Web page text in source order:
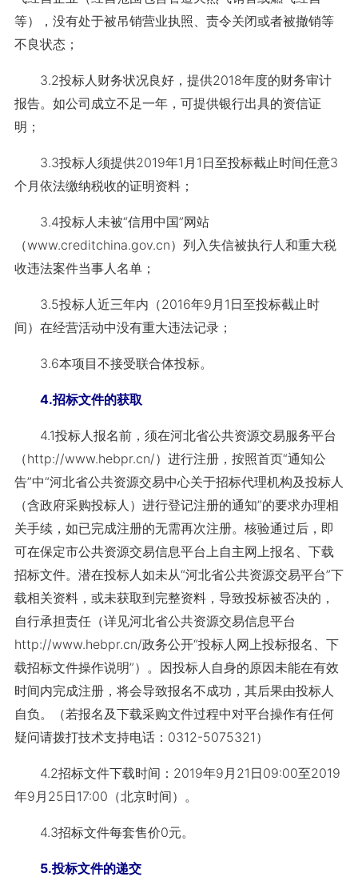
等），没有处于被吊销营业执照、责令关闭或者被撤销等
不良状态；
3.2投标人财务状况良好，提供2018年度的财务审计
报告。如公司成立不足一年，可提供银行出具的资信证
明；
3.3投标人须提供2019年1月1日至投标截止时间任意3
个月依法缴纳税收的证明资料；
3.4投标人未被“信用中国”网站
（www.creditchina.gov.cn）列入失信被执行人和重大税
收违法案件当事人名单；
3.5投标人近三年内（2016年9月1日至投标截止时
间）在经营活动中没有重大违法记录；
3.6本项目不接受联合体投标。
4.招标文件的获取
4.1投标人报名前，须在河北省公共资源交易服务平台
（http://www.hebpr.cn/）进行注册，按照首页“通知公
告”中“河北省公共资源交易中心关于招标代理机构及投标人
（含政府采购投标人）进行登记注册的通知”的要求办理相
关手续，如已完成注册的无需再次注册。核验通过后，即
可在保定市公共资源交易信息平台上自主网上报名、下载
招标文件。潜在投标人如未从“河北省公共资源交易平台”下
载相关资料，或未获取到完整资料，导致投标被否决的，
自行承担责任（详见河北省公共资源交易信息平台
http://www.hebpr.cn/政务公开“投标人网上投标报名、下
载招标文件操作说明”）。因投标人自身的原因未能在有效
时间内完成注册，将会导致报名不成功，其后果由投标人
自负。（若报名及下载采购文件过程中对平台操作有任何
疑问请拨打技术支持电话：0312-5075321）
4.2招标文件下载时间：2019年9月21日09:00至2019
年9月25日17:00（北京时间）。
4.3招标文件每套售价0元。
5.投标文件的递交